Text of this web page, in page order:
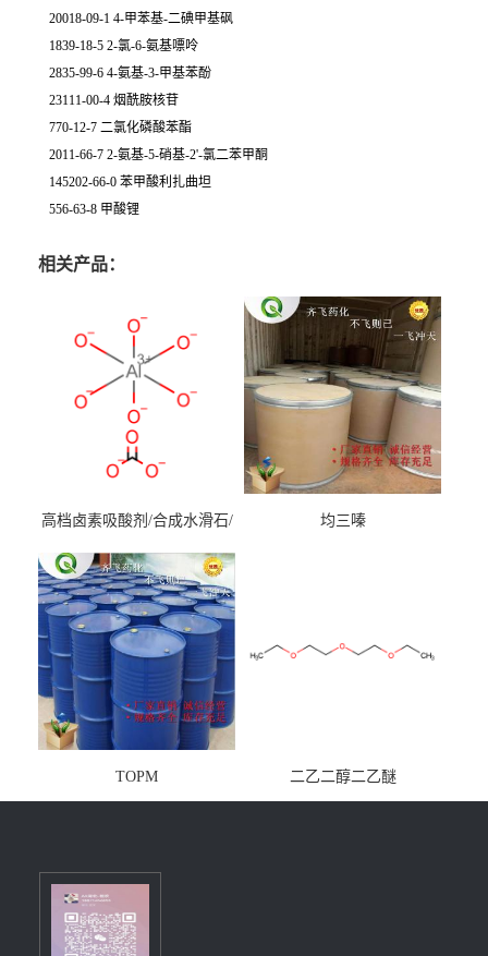
20018-09-1 4-甲苯基-二碘甲基砜
1839-18-5 2-氯-6-氨基嘌呤
2835-99-6 4-氨基-3-甲基苯酚
23111-00-4 烟酰胺核苷
770-12-7 二氯化磷酸苯酯
2011-66-7 2-氨基-5-硝基-2'-氯二苯甲酮
145202-66-0 苯甲酸利扎曲坦
556-63-8 甲酸锂
相关产品：
高档卤素吸酸剂/合成水滑石/
均三嗪
TOPM 二乙二醇二乙醚